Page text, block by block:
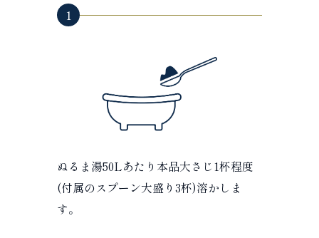
1
ぬるま湯50Lあたり本品大さじ1杯程度
(付属のスプーン大盛り3杯)溶かしま
す。